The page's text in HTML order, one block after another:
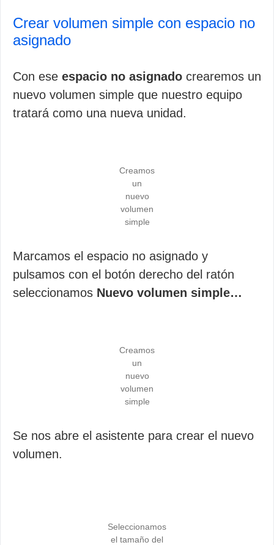
Crear volumen simple con espacio no
asignado
Con ese espacio no asignado crearemos un
nuevo volumen simple que nuestro equipo
tratará como una nueva unidad.
Creamos
un
nuevo
volumen
simple
Marcamos el espacio no asignado y
pulsamos con el botón derecho del ratón
seleccionamos Nuevo volumen simple…
Creamos
un
nuevo
volumen
simple
Se nos abre el asistente para crear el nuevo
volumen.
Seleccionamos
el tamaño del